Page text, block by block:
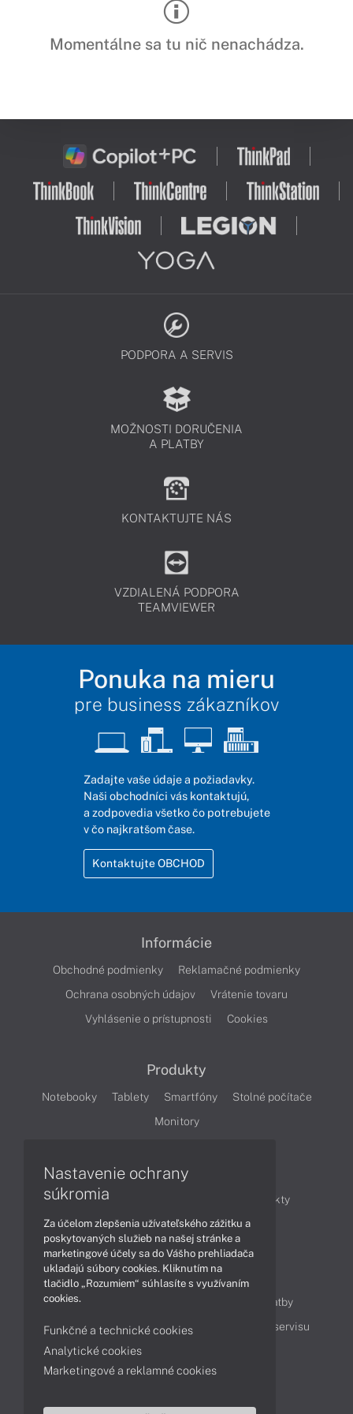
Momentálne sa tu nič nenachádza.
PODPORA A SERVIS
MOŽNOSTI DORUČENIA
A PLATBY
KONTAKTUJTE NÁS
VZDIALENÁ PODPORA
TEAMVIEWER
Ponuka na mieru
pre business zákazníkov
Zadajte vaše údaje a požiadavky.
Naši obchodníci vás kontaktujú,
a zodpovedia všetko čo potrebujete
v čo najkratšom čase.
Kontaktujte OBCHOD
Informácie
Obchodné podmienky
Reklamačné podmienky
Ochrana osobných údajov
Vrátenie tovaru
Vyhlásenie o prístupnosti
Cookies
Produkty
Notebooky Tablety Smartfóny
Stolné počítače
Monitory
Články
Obchodné informácie
Produkty
Technológie
Videá
Obsah
Ako nakupovať
Možnosti doručenia a platby
Podpora a servis
Servisné služby Cenník servisu
Kontakty
043 4224 771 Obchodné oddelenie
Nastavenie ochrany
súkromia
Za účelom zlepšenia užívateľského zážitku a
poskytovaných služieb na našej stránke a
marketingové účely sa do Vášho prehliadača
ukladajú súbory cookies. Kliknutím na
tlačidlo „Rozumiem“ súhlasíte s využívaním
cookies.
Funkčné a technické cookies
Analytické cookies
Marketingové a reklamné cookies